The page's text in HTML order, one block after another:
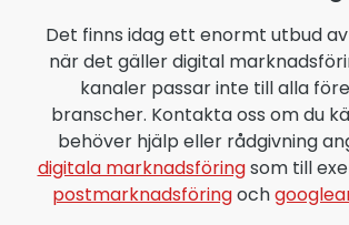
Det finns idag ett enormt utbud
när det gäller digital
kanaler passar inte till alla
branscher. Kontakta oss om du
behöver hjälp eller rådgivning
digitala marknadsföringsom till
postmarknadsföringoch